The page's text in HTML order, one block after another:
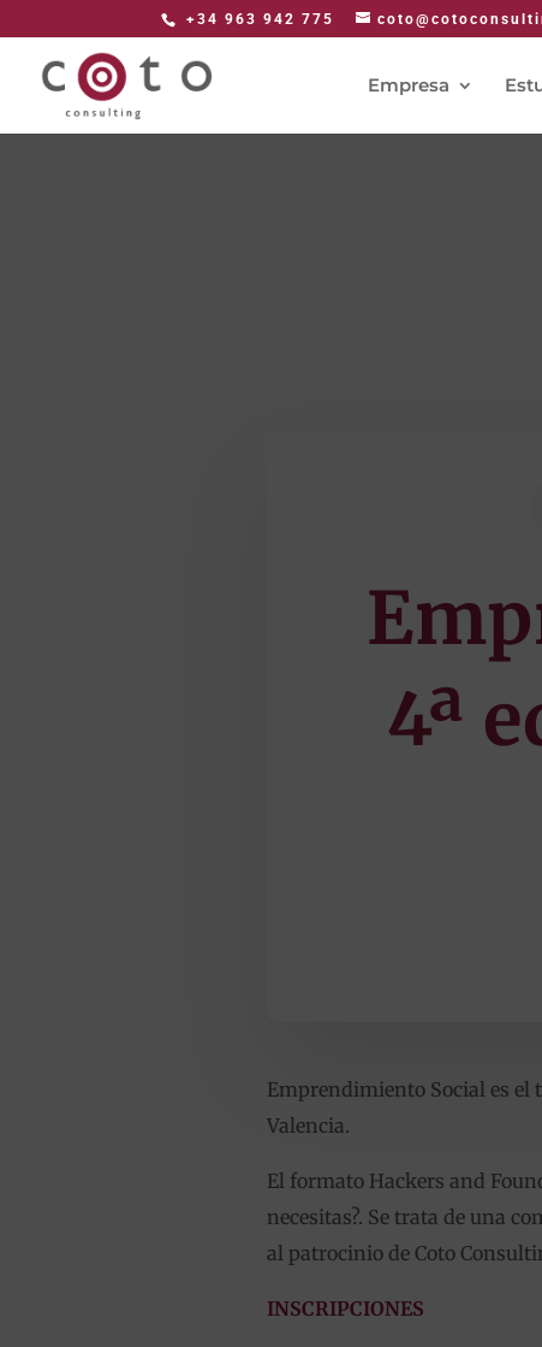
+34 963 942 775
Empresa
4ª
Emprendimiento Social es el
Valencia.
El formato Hackers and
necesitas?. Se trata de una
al patrocinio de Coto
INSCRIPCIONES